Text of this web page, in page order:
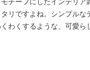
リですよね。シンプルな
わくするような、可愛ら